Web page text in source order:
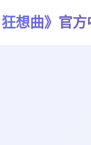
狂想曲》官